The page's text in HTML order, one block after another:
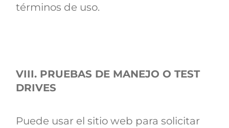
términos de uso.
VIII. PRUEBAS DE MANEJO OTEST
DRIVES
Puede usar el sitio web para solicitar